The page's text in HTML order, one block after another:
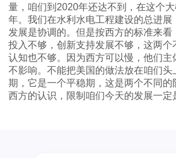
普
及
会
量，咱们到 2020年还达不到，在这个
年。我们在水利水电工程建设的总进展
发展是协调的。但是按西方的标准来看
投入不够，创新支持发展不够，这两个
认知也不够。因为西方可以慢，他们主
不影响。不能把美国的做法放在咱们头
期，它是一个平稳期，这是两个不同的
西方的认识，限制咱们今天的发展一定